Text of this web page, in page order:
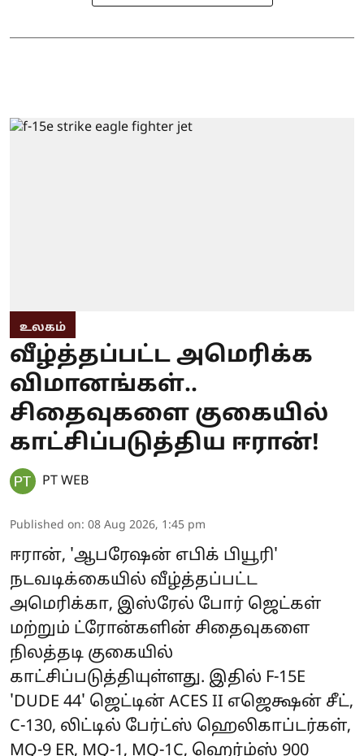
உலகம்
வீழ்த்தப்பட்ட அமெரிக்க
விமானங்கள்..
சிதைவுகளை குகையில்
காட்சிப்படுத்திய ஈரான்!
PT WEB
Published on: 08 Aug 2026, 1:45 pm
ஈரான், 'ஆபரேஷன் எபிக் பியூரி'
நடவடிக்கையில் வீழ்த்தப்பட்ட
அமெரிக்கா, இஸ்ரேல் போர் ஜெட்கள்
மற்றும் ட்ரோன்களின் சிதைவுகளை
நிலத்தடி குகையில்
காட்சிப்படுத்தியுள்ளது. இதில் F-15E
'DUDE 44' ஜெட்டின் ACES II எஜெக்ஷன் சீட்,
C-130, லிட்டில் பேர்ட்ஸ் ஹெலிகாப்டர்கள்,
MQ-9 ER, MQ-1, MQ-1C, ஹெர்ம்ஸ் 900